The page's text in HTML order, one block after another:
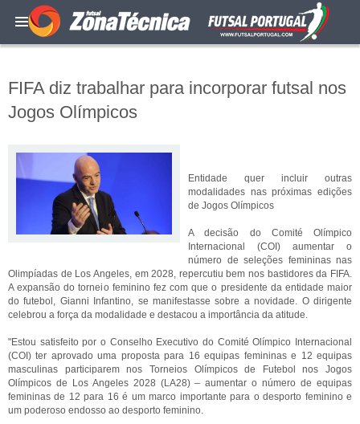
FIFA diz trabalhar para incorporar futsal nos
Jogos Olímpicos
Entidade quer incluir outras
modalidades nas próximas edições
de Jogos Olímpicos
A decisão do Comité Olímpico
Internacional (COI) aumentar o
número de seleções femininas nas
Olimpíadas de Los Angeles, em 2028, repercutiu bem nos bastidores da FIFA.
A expansão do torneio feminino fez com que o presidente da entidade maior
do futebol, Gianni Infantino, se manifestasse sobre a novidade. O dirigente
celebrou a força da modalidade e destacou a importância da atitude.
"Estou satisfeito por o Conselho Executivo do Comité Olímpico Internacional
(COI) ter aprovado uma proposta para 16 equipas femininas e 12 equipas
masculinas participarem nos Torneios Olímpicos de Futebol nos Jogos
Olímpicos de Los Angeles 2028 (LA28) – aumentar o número de equipas
femininas de 12 para 16 é um marco importante para o desporto feminino e
um poderoso endosso ao desporto feminino.